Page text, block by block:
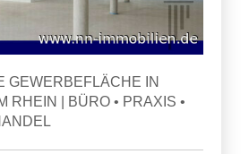
GEWERBEFLÄCHE IN
RHEIN | BÜRO • PRAXIS •